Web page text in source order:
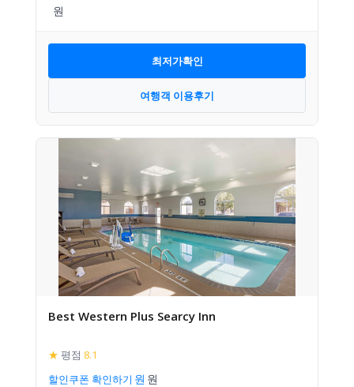
최저가확인
여행객 이용후기
Best Western Plus Searcy Inn
★ 평점 8.1
할인쿠폰 확인하기